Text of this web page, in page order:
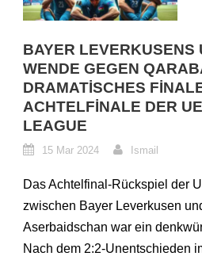
BAYER LEVERKUSENS
WENDE GEGEN
DRAMATISCHES
ACHTELFINALE DER
LEAGUE
15 Mar 2024 Ismail
Das Achtelfinal-Rückspiel der
zwischen Bayer Leverkusen
Aserbaidschan war ein
Nach dem 2:2-Unentschieden